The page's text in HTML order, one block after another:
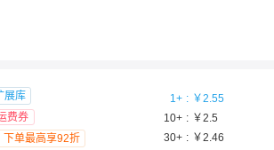
展库
费券
下单最高享92折
1+ ￥2.55
10+ ￥2.5
30+ ￥2.46